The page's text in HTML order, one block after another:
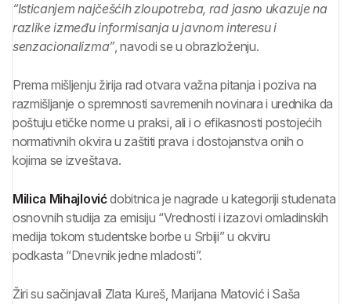
“Isticanjem najčešćih zloupotreba, rad jasno ukazuje na
razlike između informisanja u javnom interesu i
senzacionalizma”, navodi se u obrazloženju.
Prema mišljenju žirija rad otvara važna pitanja i poziva na
razmišljanje o spremnosti savremenih novinara i urednika da
poštuju etičke norme u praksi, ali i o efikasnosti postojećih
normativnih okvira u zaštiti prava i dostojanstva onih o
kojima se izveštava.
Milica Mihajlovićdobitnica je nagrade u kategoriji studenata
osnovnih studija za emisiju “Vrednosti i izazovi omladinskih
medija tokom studentske borbe u Srbiji” u okviru
podkasta “Dnevnik jedne mladosti”.
Žiri su sačinjavali Zlata Kureš, Marijana Matović i Saša